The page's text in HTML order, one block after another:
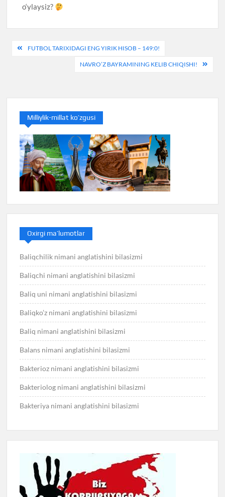
o‘ylaysiz?
PostFUTBOL TARIXIDAGI ENG YIRIK HISOB – 149:0!
NAVRO’Z BAYRAMINING KELIB CHIQISHI!
Milliylik-millat ko’zgusi
Oxirgi ma’lumotlar
Baliqchilik nimani anglatishini bilasizmi
Baliqchi nimani anglatishini bilasizmi
Baliq uni nimani anglatishini bilasizmi
Baliqko’z nimani anglatishini bilasizmi
Baliq nimani anglatishini bilasizmi
Balans nimani anglatishini bilasizmi
Bakterioz nimani anglatishini bilasizmi
Bakteriolog nimani anglatishini bilasizmi
Bakteriya nimani anglatishini bilasizmi